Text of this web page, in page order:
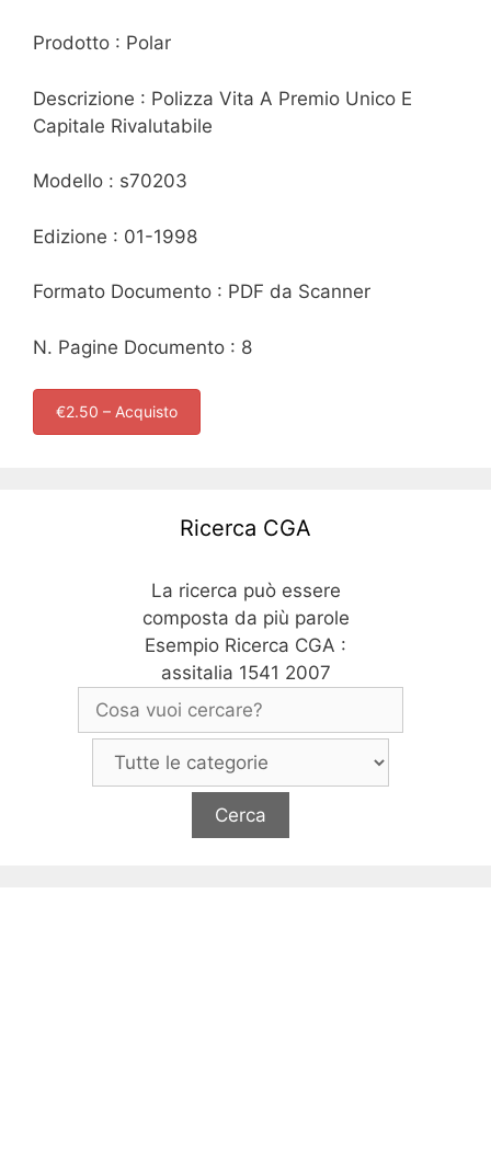
Prodotto : Polar
Descrizione : Polizza Vita A Premio Unico E
Capitale Rivalutabile
Modello : s70203
Edizione : 01-1998
Formato Documento : PDF da Scanner
N. Pagine Documento : 8
€2.50 – Acquisto
Ricerca CGA
La ricerca può essere
composta da più parole
Esempio Ricerca CGA :
assitalia 1541 2007